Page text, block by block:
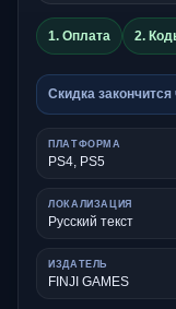
1. Оплата 2.
Скидка закончится
ПЛАТФОРМА
PS4, PS5
ЛОКАЛИЗАЦИЯ
Русский текст
ИЗДАТЕЛЬ
FINJI GAMES